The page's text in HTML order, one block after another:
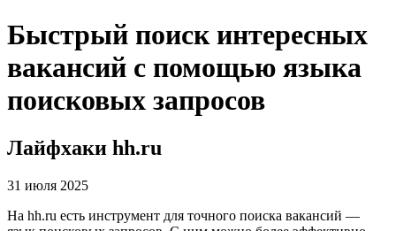
Быстрый поиск интересных
вакансий с помощью языка
поисковых запросов
Лайфхаки hh.ru
31 июля 2025
На hh.ru есть инструмент для точного поиска вакансий —